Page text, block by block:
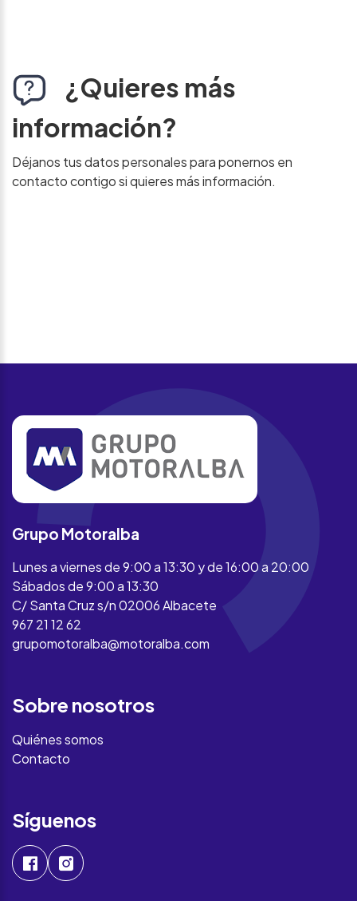
¿Quieres más
información?
Déjanos tus datos personales para ponernos en
contacto contigo si quieres más información.
Grupo Motoralba
Lunes a viernes de 9:00 a 13:30 y de 16:00 a 20:00
Sábados de 9:00 a 13:30
C/ Santa Cruz s/n 02006 Albacete
967 21 12 62
grupomotoralba@motoralba.com
Sobre nosotros
Quiénes somos
Contacto
Síguenos